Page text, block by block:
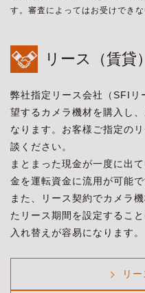
す。審査によってはお受けでき
リース（賃貸）
弊社指定リース会社（SFIリ
望するカメラ機材を購入し
なります。お客様ご指定の
談ください。
まとまった現金が一度に出
金を運転資金に流用が可能で
また、リース契約でカメラ
たリース期間を設定するこ
入れ替えが容易になります。
リ